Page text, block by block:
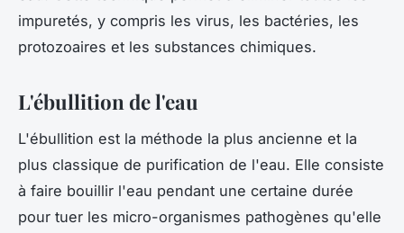
impuretés, y compris les virus, les bactéries, les
protozoaires et les substances chimiques.
L'ébullition de l'eau
L'ébullition est la méthode la plus ancienne et la
plus classique de purification de l'eau. Elle consiste
à faire bouillir l'eau pendant une certaine durée
pour tuer les micro-organismes pathogènes qu'elle